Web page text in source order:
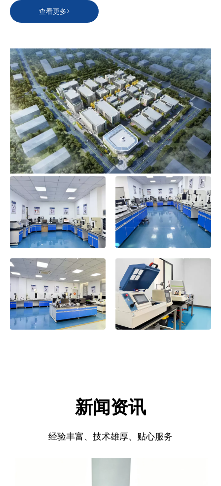
查看更多>
新闻资讯
经验丰富、技术雄厚、贴心服务